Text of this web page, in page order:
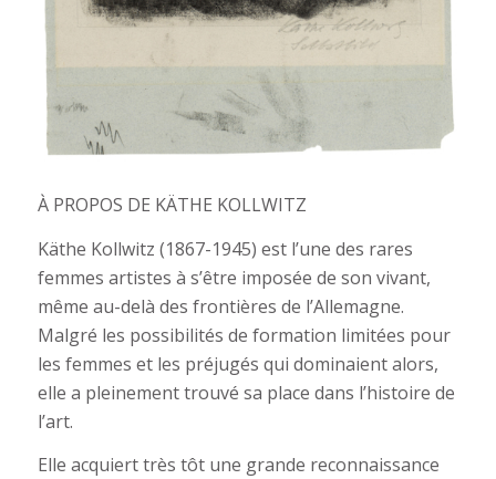
À PROPOS DE KÄTHE KOLLWITZ
Käthe Kollwitz (1867-1945) est l’une des rares
femmes artistes à s’être imposée de son vivant,
même au-delà des frontières de l’Allemagne.
Malgré les possibilités de formation limitées pour
les femmes et les préjugés qui dominaient alors,
elle a pleinement trouvé sa place dans l’histoire de
l’art.
Elle acquiert très tôt une grande reconnaissance